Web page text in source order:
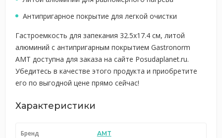
Антипригарное покрытие для легкой очистки
Гастроемкость для запекания 32.5x17.4 см, литой
алюминий с антипригарным покрытием Gastronorm
AMT доступна для заказа на сайте Posudaplanet.ru.
Убедитесь в качестве этого продукта и приобретите
его по выгодной цене прямо сейчас!
Характеристики
Бренд AMT